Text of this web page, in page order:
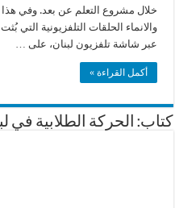
خلال مشروع التعلم عن بعد. وفي هذا
عبر شاشة تلفزيون لبنان، على …
أكمل القراءة »
كتاب: الحركة الطلابية في